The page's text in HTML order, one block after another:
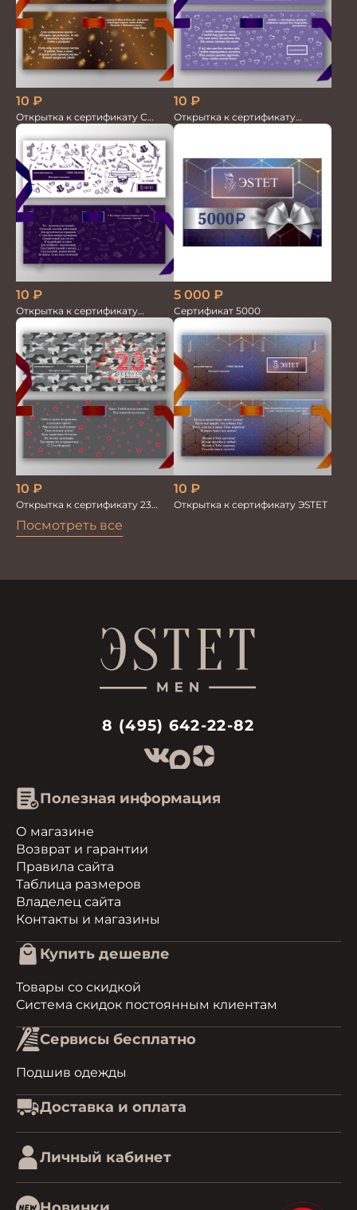
Посмотреть все
10 ₽
Открытка к сертификату С
Днем рождения
10 ₽
Открытка к сертификату
Любимому
10 ₽
Открытка к сертификату
Настоящий мужчина
5 000 ₽
Сертификат 5000
10 ₽
Открытка к сертификату 23
Февраля
10 ₽
Открытка к сертификату ЭSТЕТ
8 (495) 642-22-82
Полезная информация
О магазине
Возврат и гарантии
Правила сайта
Таблица размеров
Владелец сайта
Контакты и магазины
Купить дешевле
Товары со скидкой
Система скидок постоянным клиентам
Сервисы бесплатно
Подшив одежды
Доставка и оплата
Личный кабинет